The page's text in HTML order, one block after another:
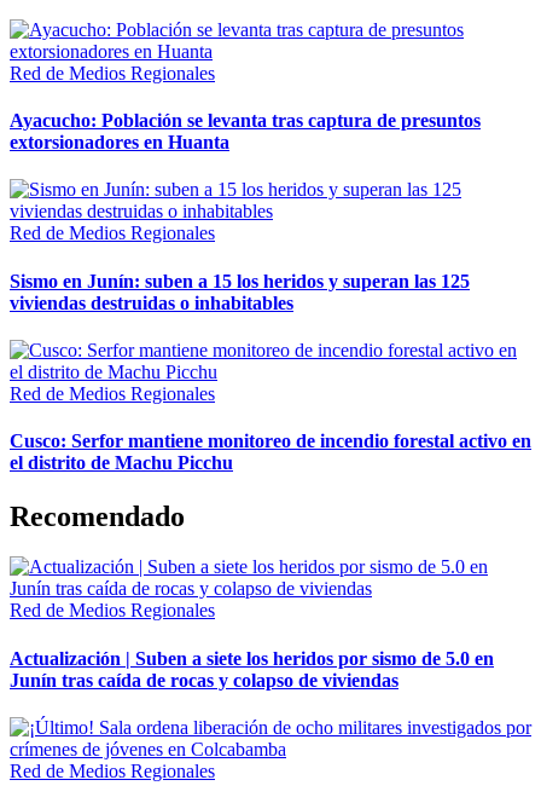
Red de Medios Regionales
Ayacucho: Población se levanta tras captura de presuntos
extorsionadores en Huanta
Red de Medios Regionales
Sismo en Junín: suben a 15 los heridos y superan las 125
viviendas destruidas o inhabitables
Red de Medios Regionales
Cusco: Serfor mantiene monitoreo de incendio forestal activo en
el distrito de Machu Picchu
Recomendado
Red de Medios Regionales
Actualización | Suben a siete los heridos por sismo de 5.0 en
Junín tras caída de rocas y colapso de viviendas
Red de Medios Regionales